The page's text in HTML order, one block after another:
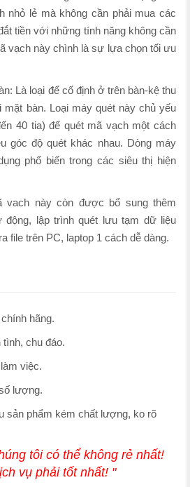
nhỏ lẻ mà không cần phải mua các
tiền với những tính năng không cần
vạch này chình là sự lựa chọn tối ưu
Là loại để cố định ở trên bàn-kệ thu
mặt bàn. Loại máy quét này chủ yếu
40 tia) để quét mã vạch một cách
góc độ quét khác nhau. Dòng máy
phổ biến trong các siêu thị hiện
vach này còn được bổ sung thêm
động, lập trình quét lưu tạm dữ liệu
file trên PC, laptop 1 cách dễ dàng.
hãng.
chu đáo.
việc.
lượng.
sản phẩm kém chất lượng, ko rõ
tôi có thể không rẻ nhất!
vụ phải tốt nhất! "